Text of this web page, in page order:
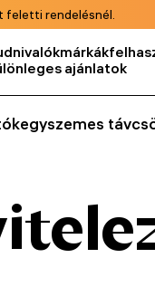
feletti rendelésnél.
márkák
ajánlatok
egyszemes